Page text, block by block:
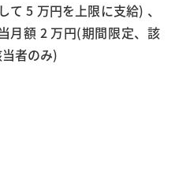
5 万円を上限に支給) 、
月額 2 万円(期間限定、該
者のみ)